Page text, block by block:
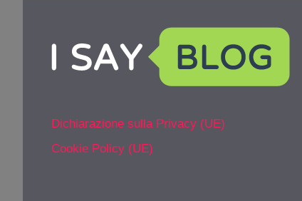
Dichiarazione sulla Privacy (UE)
Cookie Policy (UE)